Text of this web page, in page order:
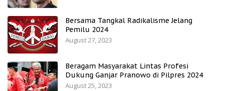
Bersama Tangkal Radikalisme Jelang
Pemilu 2024
August 27, 2023
Beragam Masyarakat Lintas Profesi
Dukung Ganjar Pranowo di Pilpres 2024
August 25, 2023